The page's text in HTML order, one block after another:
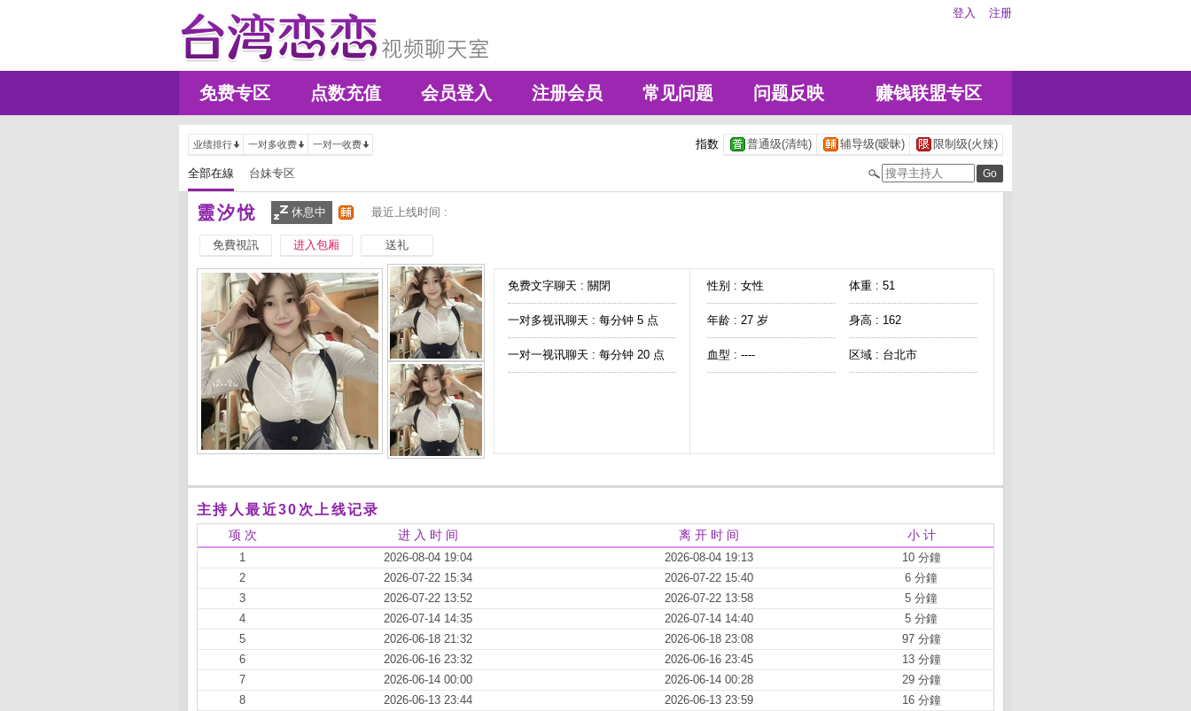
登入 注册
免费专区 点数充值 会员登入 注册会员 常见问题 问题反映 赚钱联盟专区
业绩排行 一对多收费 一对一收费 指数 普通级(清纯) 辅导级(暧昧) 限制级(火辣)
全部在線 台妹专区
靈汐悅 休息中 最近上线时间 :
免費視訊 进入包厢 送礼
免费文字聊天 : 關閉
一对多视讯聊天 : 每分钟 5 点
一对一视讯聊天 : 每分钟 20 点
性别 : 女性 体重 : 51
年龄 : 27 岁 身高 : 162
血型 : ---- 区域 : 台北市
主持人最近30次上线记录
项 次 进 入 时 间 离 开 时 间 小 计
1 2026-08-04 19:04 2026-08-04 19:13
10 分鐘
2
2026-07-22 15:34 2026-07-22 15:40
6 分鐘
3
2026-07-22 13:52 2026-07-22 13:58
5 分鐘
4
2026-07-14 14:35 2026-07-14 14:40
5 分鐘
5
2026-06-18 21:32 2026-06-18 23:08
97 分鐘
6
2026-06-16 23:32 2026-06-16 23:45
13 分鐘
7
2026-06-14 00:00 2026-06-14 00:28
29 分鐘
8
2026-06-13 23:44 2026-06-13 23:59
16 分鐘